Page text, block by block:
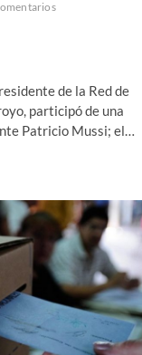
de la Red de
participó de una
Patricio Mussi; el…